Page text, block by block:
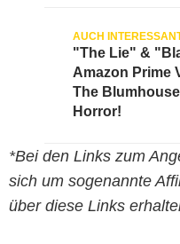
"The Lie" &
Amazon Prime
The
Horror!
*Bei den Links zum
sich um sogenannte
über diese Links